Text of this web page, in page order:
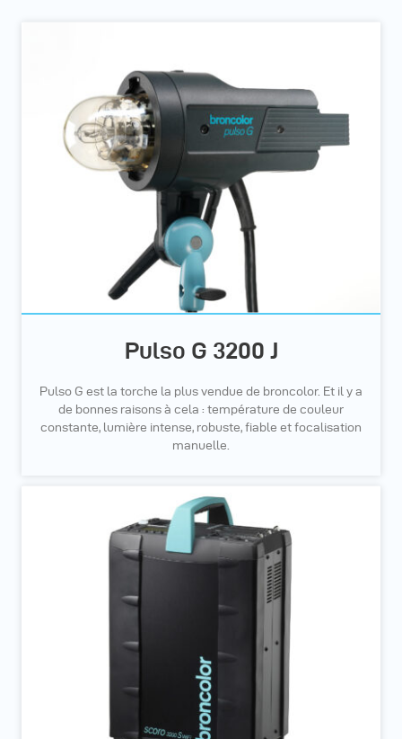
Pulso G 3200 J
Pulso G est la torche la plus vendue de broncolor. Et il y a
de bonnes raisons à cela : température de couleur
constante, lumière intense, robuste, fiable et focalisation
manuelle.